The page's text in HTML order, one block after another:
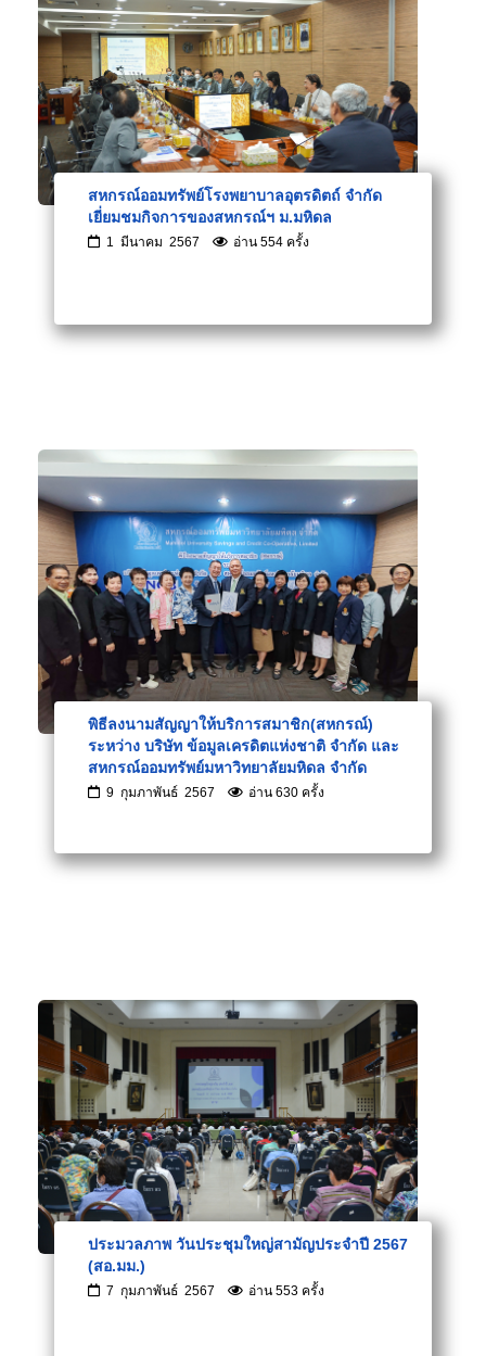
สหกรณ์ออมทรัพย์โรงพยาบาลอุตรดิตถ์ จำกัด
เยี่ยมชมกิจการของสหกรณ์ฯ ม.มหิดล
1 มีนาคม 2567 อ่าน 554 ครั้ง
พิธีลงนามสัญญาให้บริการสมาชิก(สหกรณ์)
ระหว่าง บริษัท ข้อมูลเครดิตแห่งชาติ จำกัด และ
สหกรณ์ออมทรัพย์มหาวิทยาลัยมหิดล จำกัด
9 กุมภาพันธ์ 2567 อ่าน 630 ครั้ง
ประมวลภาพ วันประชุมใหญ่สามัญประจำปี 2567
(สอ.มม.)
7 กุมภาพันธ์ 2567 อ่าน 553 ครั้ง